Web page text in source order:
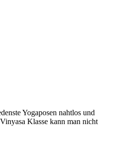
Yogaposen nahtlos und
Klasse kann man nicht